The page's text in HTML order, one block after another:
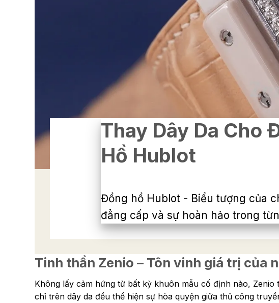
Thay Dây Da Cho
Hồ Hublot
Đồng hồ Hublot - Biểu tượng của
đẳng cấp và sự hoàn hảo trong
Tinh thần Zenio – Tôn vinh giá trị của
Không lấy cảm hứng từ bất kỳ khuôn mẫu cố định nào,
chỉ trên dây da đều thể hiện sự hòa quyện giữa thủ công